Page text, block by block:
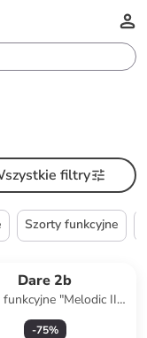
filtry
Szorty funkcyjne
Dare 2b
funkcyjne "Melodic III"
kolorze błękitnym
-75%